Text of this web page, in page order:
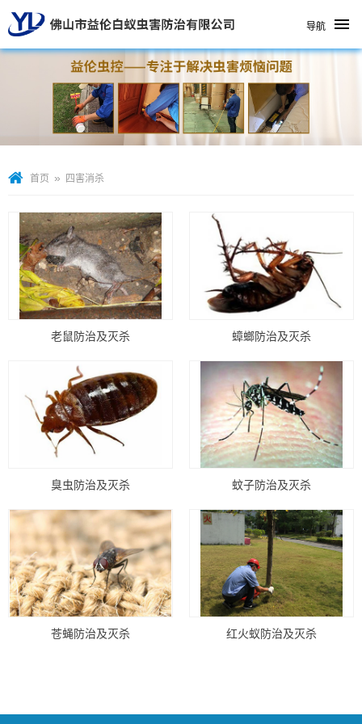
导航
首页 » 四害消杀
老鼠防治及灭杀 蟑螂防治及灭杀
臭虫防治及灭杀 蚊子防治及灭杀
苍蝇防治及灭杀 红火蚁防治及灭杀